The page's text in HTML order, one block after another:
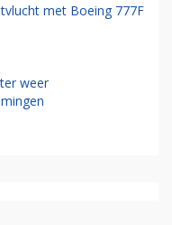
met Boeing 777F
weer